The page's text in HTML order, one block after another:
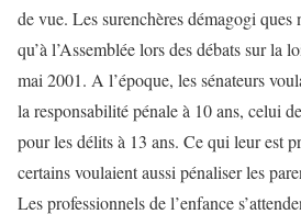
de vue. Les surenchères démagogi ques
qu’à l’Assemblée lors des débats sur la
mai 2001. A l’époque, les sénateurs
la responsabilité pénale à 10 ans, celui
pour les délits à 13 ans. Ce qui leur est
certains voulaient aussi pénaliser les
Les professionnels de l’enfance